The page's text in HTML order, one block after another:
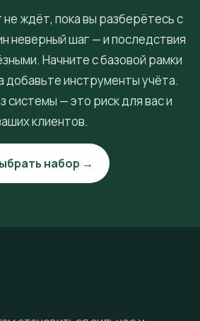
не ждёт, пока вы разберётесь с
неверный шаг — и последствия
Начните с базовой рамки
добавьте инструменты учёта.
системы — это риск для вас и
клиентов.
набор →